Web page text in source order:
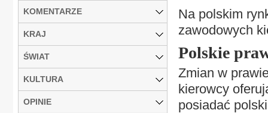
Na polskim
zawodowych
Polskie
Zmian w
kierowcy
posiadać
KOMENTARZE
KRAJ
ŚWIAT
KULTURA
OPINIE